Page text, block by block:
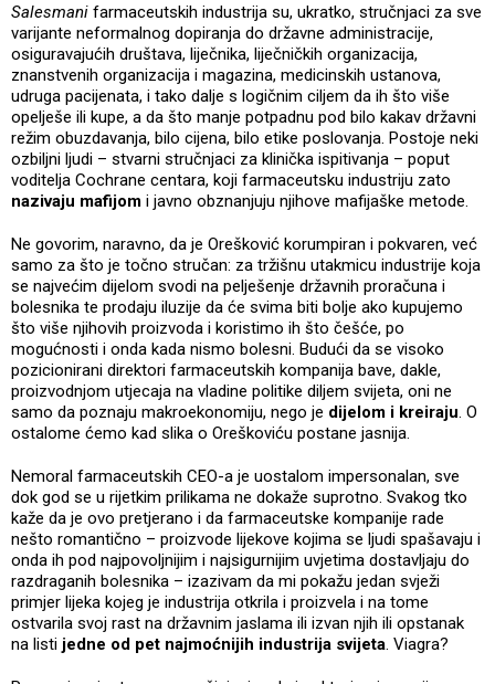
Salesmani farmaceutskih industrija su, ukratko, stručnjaci za sve
varijante neformalnog dopiranja do državne administracije,
osiguravajućih društava, liječnika, liječničkih organizacija,
znanstvenih organizacija i magazina, medicinskih ustanova,
udruga pacijenata, i tako dalje s logičnim ciljem da ih što više
opelješe ili kupe, a da što manje potpadnu pod bilo kakav državni
režim obuzdavanja, bilo cijena, bilo etike poslovanja. Postoje neki
ozbiljni ljudi – stvarni stručnjaci za klinička ispitivanja – poput
voditelja Cochrane centara, koji farmaceutsku industriju zato
nazivaju mafijom i javno obznanjuju njihove mafijaške metode.
Ne govorim, naravno, da je Orešković korumpiran i pokvaren, već
samo za što je točno stručan: za tržišnu utakmicu industrije koja
se najvećim dijelom svodi na pelješenje državnih proračuna i
bolesnika te prodaju iluzije da će svima biti bolje ako kupujemo
što više njihovih proizvoda i koristimo ih što češće, po
mogućnosti i onda kada nismo bolesni. Budući da se visoko
pozicionirani direktori farmaceutskih kompanija bave, dakle,
proizvodnjom utjecaja na vladine politike diljem svijeta, oni ne
samo da poznaju makroekonomiju, nego je dijelom i kreiraju. O
ostalome ćemo kad slika o Oreškoviću postane jasnija.
Nemoral farmaceutskih CEO-a je uostalom impersonalan, sve
dok god se u rijetkim prilikama ne dokaže suprotno. Svakog tko
kaže da je ovo pretjerano i da farmaceutske kompanije rade
nešto romantično – proizvode lijekove kojima se ljudi spašavaju i
onda ih pod najpovoljnijim i najsigurnijim uvjetima dostavljaju do
razdraganih bolesnika – izazivam da mi pokažu jedan svježi
primjer lijeka kojeg je industrija otkrila i proizvela i na tome
ostvarila svoj rast na državnim jaslama ili izvan njih ili opstanak
na listi jedne od pet najmoćnijih industrija svijeta. Viagra?